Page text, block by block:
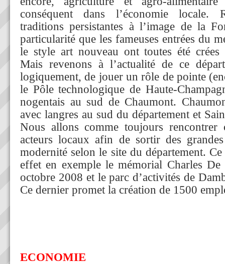
conséquent dans l’économie locale.
traditions persistantes à l’image de la
particularité que les fameuses entrées du
le style art nouveau ont toutes été crées
Mais revenons à l’actualité de ce
logiquement, de jouer un rôle de pointe
le Pôle technologique de Haute-
nogentais au sud de Chaumont.
avec langres au sud du département et
Nous allons comme toujours rencontrer
acteurs locaux afin de sortir des
modernité selon le site du département.
effet en exemple le mémorial Charles
octobre 2008 et le parc d’activités de
Ce dernier promet la création de 1500
ECONOMIE